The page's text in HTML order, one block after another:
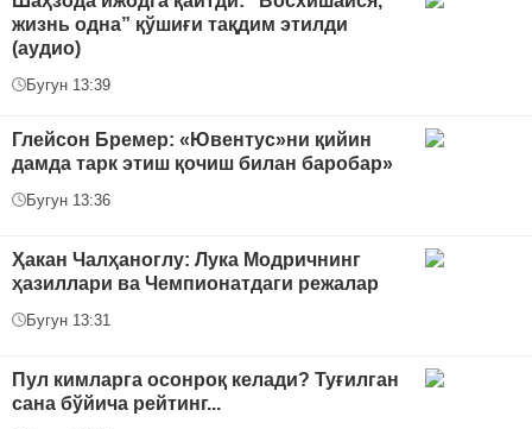
жизнь одна” қўшиғи тақдим этилди
(аудио)
Бугун 13:39
Глейсон Бремер: «Ювентус»ни қийин
дамда тарк этиш қочиш билан баробар»
Бугун 13:36
Ҳакан Чалҳаноглу: Лука Модричнинг
ҳазиллари ва Чемпионатдаги режалар
Бугун 13:31
Пул кимларга осонроқ келади? Туғилган
сана бўйича рейтинг...